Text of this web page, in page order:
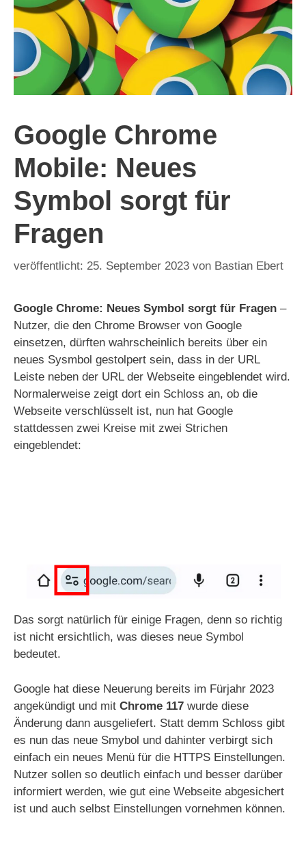
Google Chrome
Mobile: Neues
Symbol sorgt für
Fragen
25. September 2023 von Bastian Ebert
Google Chrome: Neues Symbol sorgt für Fragen –
Nutzer, die den Chrome Browser von Google
einsetzen, dürften wahrscheinlich bereits über ein
neues Sysmbol gestolpert sein, dass in der URL
Leiste neben der URL der Webseite eingeblendet wird.
Normalerweise zeigt dort ein Schloss an, ob die
Webseite verschlüsselt ist, nun hat Google
stattdessen zwei Kreise mit zwei Strichen
eingeblendet:
Das sorgt natürlich für einige Fragen, denn so richtig
ist nicht ersichtlich, was dieses neue Symbol
bedeutet.
Google hat diese Neuerung bereits im Fürjahr 2023
angekündigt und mit Chrome 117 wurde diese
Änderung dann ausgeliefert. Statt demm Schloss gibt
es nun das neue Smybol und dahinter verbirgt sich
einfach ein neues Menü für die HTTPS Einstellungen.
Nutzer sollen so deutlich einfach und besser darüber
informiert werden, wie gut eine Webseite abgesichert
ist und auch selbst Einstellungen vornehmen können.